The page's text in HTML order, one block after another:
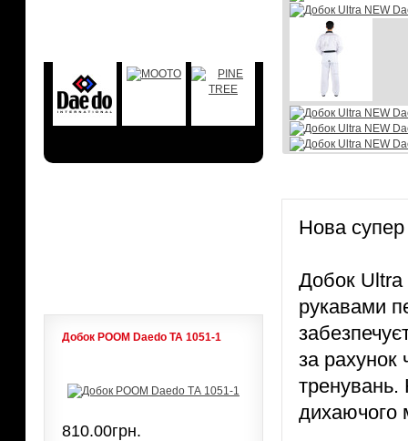
Добок POOM Daedo ТА 1051-1
810.00грн.
Нова супер
Добок Ultra
рукавами
за рахунок
тренувань.
дихаючого